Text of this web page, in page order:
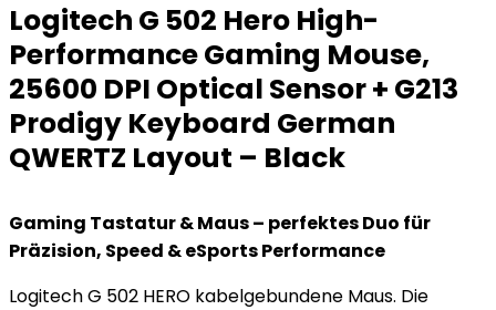
Logitech G 502 Hero High-
Performance Gaming Mouse,
25600 DPI Optical Sensor + G213
Prodigy Keyboard German
QWERTZ Layout – Black
Gaming Tastatur & Maus – perfektes Duo für
Präzision, Speed & eSports Performance
Logitech G 502 HERO kabelgebundene Maus. Die